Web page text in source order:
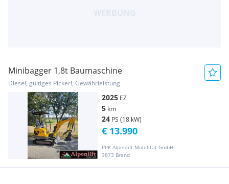
Minibagger 1,8t Baumaschine
Diesel, gültiges Pickerl, Gewährleistung
2025 EZ
5 km
24 PS (18 kW)
PPK Alpenlift Mobilität GmbH
3873 Brand
€ 13.990